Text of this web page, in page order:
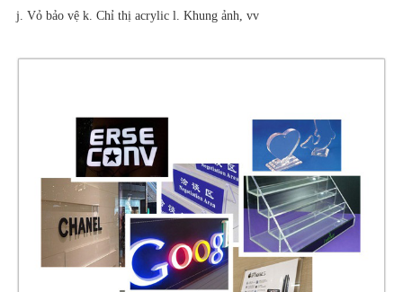
j. Vỏ bảo vệ k. Chỉ thị acrylic l. Khung ảnh, vv